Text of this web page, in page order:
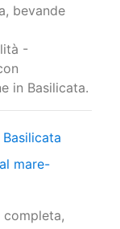
bevande
-
in Basilicata.
Basilicata
mare-
completa,